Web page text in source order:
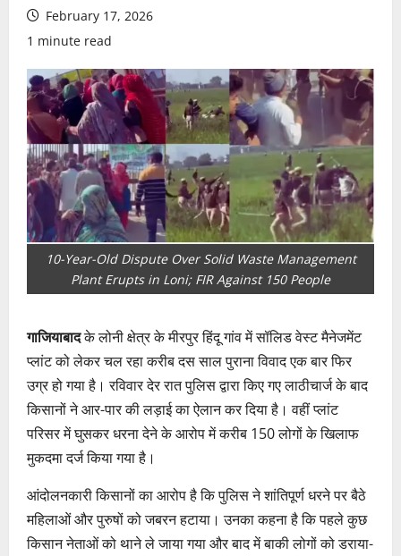
February 17, 2026
1 minute read
10-Year-Old Dispute Over Solid Waste Management
Plant Erupts in Loni; FIR Against 150 People
गाजियाबादके लोनी क्षेत्र के मीरपुर हिंदू गांव में सॉलिड वेस्ट मैनेजमेंट
प्लांट को लेकर चल रहा करीब दस साल पुराना विवाद एक बार फिर
उग्र हो गया है। रविवार देर रात पुलिस द्वारा किए गए लाठीचार्ज के बाद
किसानों ने आर-पार की लड़ाई का ऐलान कर दिया है। वहीं प्लांट
परिसर में घुसकर धरना देने के आरोप में करीब 150 लोगों के खिलाफ
मुकदमा दर्ज किया गया है।
आंदोलनकारी किसानों का आरोप है कि पुलिस ने शांतिपूर्ण धरने पर बैठे
महिलाओं और पुरुषों को जबरन हटाया। उनका कहना है कि पहले कुछ
किसान नेताओं को थाने ले जाया गया और बाद में बाकी लोगों को डराया-